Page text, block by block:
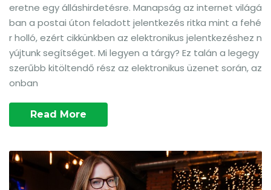
eretne egy álláshirdetésre. Manapság az internet világá
ban a postai úton feladott jelentkezés ritka mint a fehé
r holló, ezért cikkünkben az elektronikus jelentkezéshez n
yújtunk segítséget. Mi legyen a tárgy? Ez talán a legegy
szerűbb kitöltendő rész az elektronikus üzenet során, az
onban
Read More